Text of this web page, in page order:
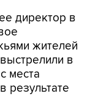
директор в
жителей
в
места
результате